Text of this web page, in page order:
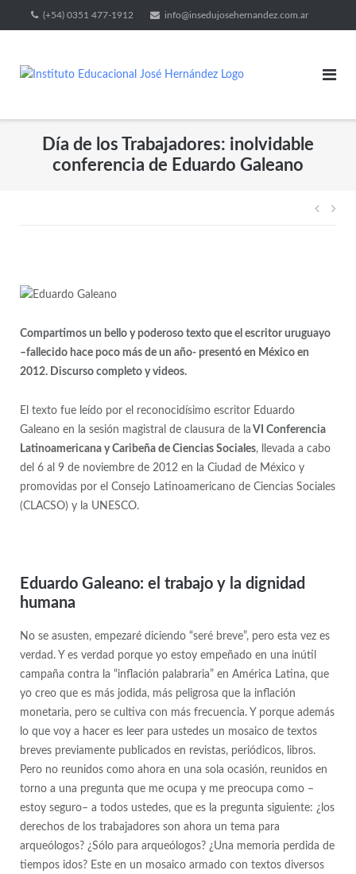
(+54) 0351 477-1912 info@insedujosehernandez.com.ar
Día de los Trabajadores: inolvidable
conferencia de Eduardo Galeano
Compartimos un bello y poderoso texto que el escritor uruguayo
–fallecido hace poco más de un año- presentó en México en
2012. Discurso completo y videos.
El texto fue leído por el reconocidísimo escritor Eduardo
Galeano en la sesión magistral de clausura de la VI Conferencia
Latinoamericana y Caribeña de Ciencias Sociales, llevada a cabo
del 6 al 9 de noviembre de 2012 en la Ciudad de México y
promovidas por el Consejo Latinoamericano de Ciencias Sociales
(CLACSO) y la UNESCO.
Eduardo Galeano: el trabajo y la dignidad
humana
No se asusten, empezaré diciendo “seré breve”, pero esta vez es
verdad. Y es verdad porque yo estoy empeñado en una inútil
campaña contra la “inflación palabraria” en América Latina, que
yo creo que es más jodida, más peligrosa que la inflación
monetaria, pero se cultiva con más frecuencia. Y porque además
lo que voy a hacer es leer para ustedes un mosaico de textos
breves previamente publicados en revistas, periódicos, libros.
Pero no reunidos como ahora en una sola ocasión, reunidos en
torno a una pregunta que me ocupa y me preocupa como –
estoy seguro– a todos ustedes, que es la pregunta siguiente: ¿los
derechos de los trabajadores son ahora un tema para
arqueólogos? ¿Sólo para arqueólogos? ¿Una memoria perdida de
tiempos idos? Este en un mosaico armado con textos diversos